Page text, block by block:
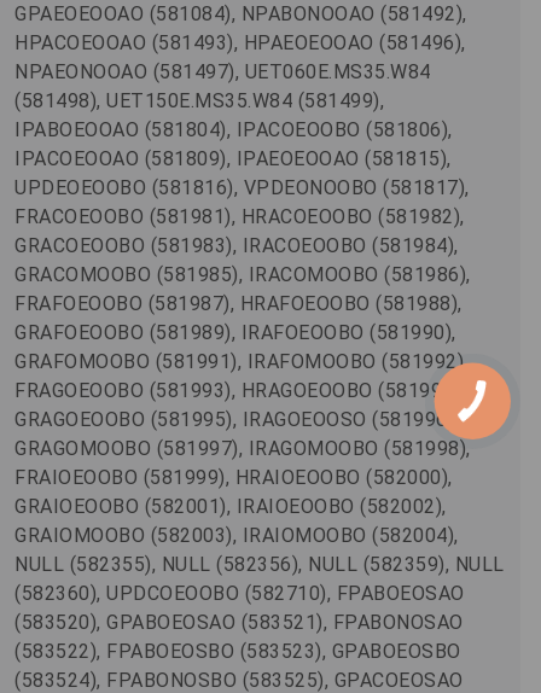
GPAEOEOOAO (581084), NPABONOOAO (581492),
HPACOEOOAO (581493), HPAEOEOOAO (581496),
NPAEONOOAO (581497), UET060E.MS35.W84
(581498), UET150E.MS35.W84 (581499),
IPABOEOOAO (581804), IPACOEOOBO (581806),
IPACOEOOAO (581809), IPAEOEOOAO (581815),
UPDEOEOOBO (581816), VPDEONOOBO (581817),
FRACOEOOBO (581981), HRACOEOOBO (581982),
GRACOEOOBO (581983), IRACOEOOBO (581984),
GRACOMOOBO (581985), IRACOMOOBO (581986),
FRAFOEOOBO (581987), HRAFOEOOBO (581988),
GRAFOEOOBO (581989), IRAFOEOOBO (581990),
GRAFOMOOBO (581991), IRAFOMOOBO (581992),
FRAGOEOOBO (581993), HRAGOEOOBO (581994),
GRAGOEOOBO (581995), IRAGOEOOSO (581996),
GRAGOMOOBO (581997), IRAGOMOOBO (581998),
FRAIOEOOBO (581999), HRAIOEOOBO (582000),
GRAIOEOOBO (582001), IRAIOEOOBO (582002),
GRAIOMOOBO (582003), IRAIOMOOBO (582004),
NULL (582355), NULL (582356), NULL (582359), NULL
(582360), UPDCOEOOBO (582710), FPABOEOSAO
(583520), GPABOEOSAO (583521), FPABONOSAO
(583522), FPABOEOSBO (583523), GPABOEOSBO
(583524), FPABONOSBO (583525), GPACOEOSAO